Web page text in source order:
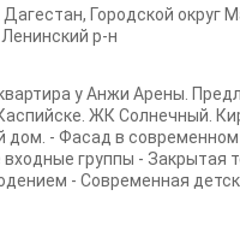
Дагестан, Городской округ
Ленинский р-н
у Анжи Арены.
ЖК Солнечный.
дом. - Фасад в современном
группы - Закрытая
- Современная